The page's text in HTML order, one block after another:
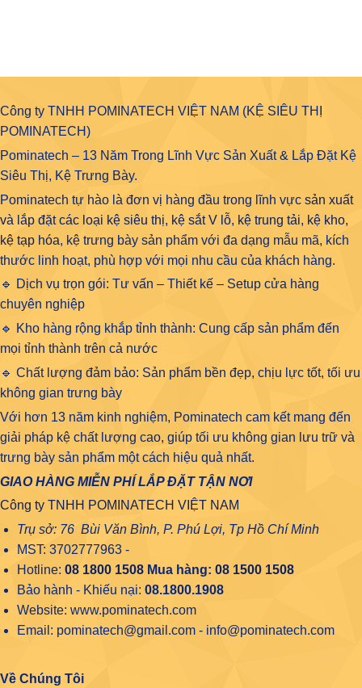
Công ty TNHH POMINATECH VIỆT NAM (KỆ SIÊU THỊ
POMINATECH)
Pominatech – 13 Năm Trong Lĩnh Vực Sản Xuất & Lắp Đặt Kệ
Siêu Thị, Kệ Trưng Bày.
Pominatech tự hào là đơn vị hàng đầu trong lĩnh vực sản xuất
và lắp đặt các loại kệ siêu thị, kệ sắt V lỗ, kệ trung tải, kệ kho,
kệ tạp hóa, kệ trưng bày sản phẩm với đa dạng mẫu mã, kích
thước linh hoạt, phù hợp với mọi nhu cầu của khách hàng.
🔹 Dịch vụ trọn gói: Tư vấn – Thiết kế – Setup cửa hàng
chuyên nghiệp
🔹 Kho hàng rộng khắp tỉnh thành: Cung cấp sản phẩm đến
mọi tỉnh thành trên cả nước
🔹 Chất lượng đảm bảo: Sản phẩm bền đẹp, chịu lực tốt, tối ưu
không gian trưng bày
Với hơn 13 năm kinh nghiệm, Pominatech cam kết mang đến
giải pháp kệ chất lượng cao, giúp tối ưu không gian lưu trữ và
trưng bày sản phẩm một cách hiệu quả nhất.
GIAO HÀNG MIỄN PHÍ LẮP ĐẶT TẬN NƠI
Công ty TNHH POMINATECH VIỆT NAM
Trụ sở: 76 Bùi Văn Bình, P. Phú Lợi, Tp Hồ Chí Minh
MST: 3702777963 -
Hotline: 08 1800 1508Mua hàng: 08 1500 1508
Bảo hành - Khiếu nại: 08.1800.1908
Website: www.pominatech.com
Email: pominatech@gmail.com - info@pominatech.com
Về Chúng Tôi